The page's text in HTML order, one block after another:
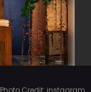
Photo Credit: instagram